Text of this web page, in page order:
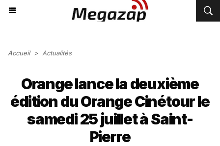
Accueil > Actualités
Orange lance la deuxième
édition du Orange Cinétour le
samedi 25 juillet à Saint-
Pierre